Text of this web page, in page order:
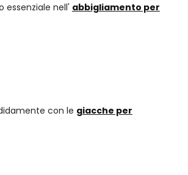
essenziale nell' abbigliamento per
con le giacche per